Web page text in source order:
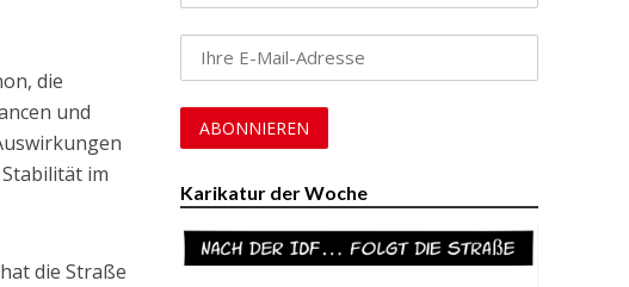
die
und
im
die Straße
Karikatur der Woche